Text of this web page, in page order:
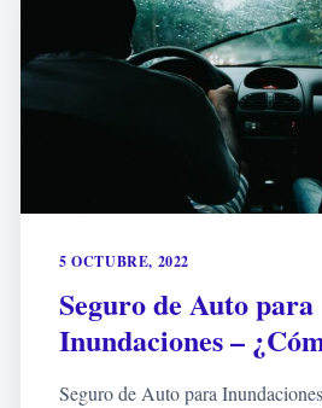
5 OCTUBRE, 2022
Seguro de Auto para
Inundaciones –
Seguro de Auto para